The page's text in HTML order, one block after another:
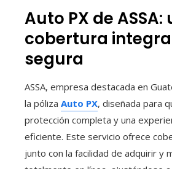
Auto PX de ASSA:
cobertura
segura
ASSA, empresa destacada en
la póliza Auto PX, diseñada para
protección completa y una
eficiente. Este servicio ofrece
junto con la facilidad de adquirir y